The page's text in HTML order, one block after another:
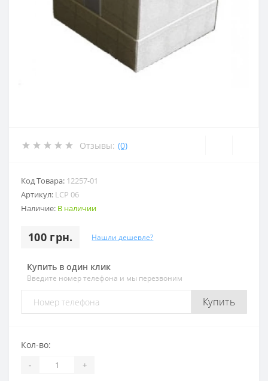
Отзывы: (0)
Код Товара: 12257-01
Артикул: LCP 06
Наличие: В наличии
100 грн. Нашли дешевле?
Купить в один клик
Введите номер телефона и мы перезвоним
Купить
Кол-во:
- +